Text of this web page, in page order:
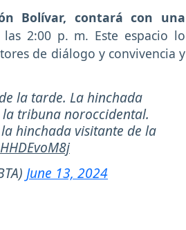
Bolívar, contará con una
2:00 p. m. Este espacio lo
de diálogo y convivencia y
la tarde. La hinchada
tribuna noroccidental.
hinchada visitante de la
June 13, 2024